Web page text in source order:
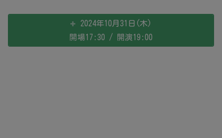
2024年10月31日(木)
開場17:30 / 開演19:00